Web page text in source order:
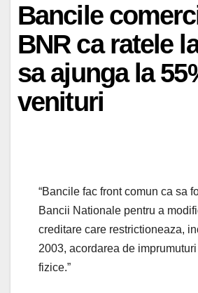
Bancile
BNR ca ratele
sa ajunga la
venituri
“Bancile fac front comun ca sa
Bancii Nationale pentru a
creditare care restrictioneaza,
2003, acordarea de
fizice.”